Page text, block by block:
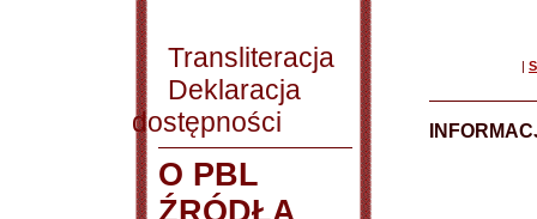
Transliteracja
Deklaracja
dostępności
O PBL
ŹRÓDŁA
|